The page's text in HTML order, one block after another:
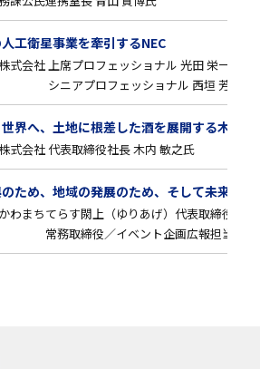
工衛星事業を牽引するNEC
式会社 上席プロフェッショナル 光田 栄一氏
プロフェッショナル 西垣 芳幸氏
界へ、土地に根差した酒を展開する木内酒
式会社 代表取締役社長 木内 敏之氏
ため、地域の発展のため、そして未来の世
わまちてらす閖上（ゆりあげ）代表取締役 櫻
締役／イベント企画広報担当 松野